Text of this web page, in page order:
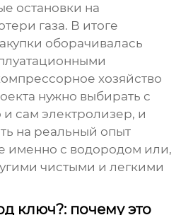
остановки на
газа. В итоге
оборачивалась
хозяйство
нужно выбирать с
сам электролизер, и
на реальный опыт
именно с водородом или,
чистыми и легкими
ключ?: почему это